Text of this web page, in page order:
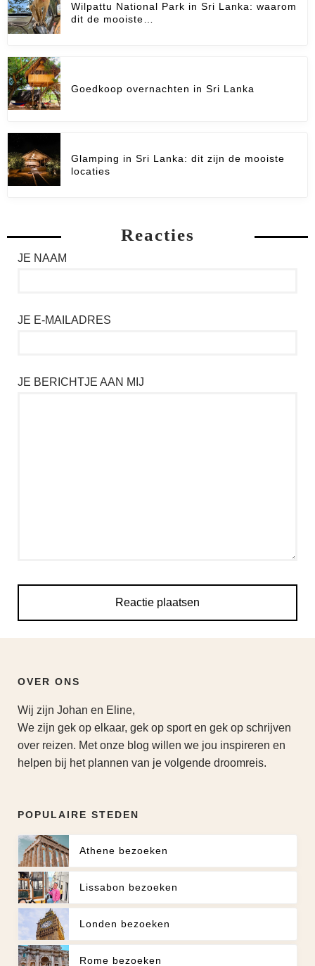
Wilpattu National Park in Sri Lanka: waarom
dit de mooiste…
Goedkoop overnachten in Sri Lanka
Glamping in Sri Lanka: dit zijn de mooiste
locaties
Reacties
JE NAAM
JE E-MAILADRES
JE BERICHTJE AAN MIJ
OVER ONS
Wij zijn Johan en Eline,
We zijn gek op elkaar, gek op sport en gek op schrijven
over reizen. Met onze blog willen we jou inspireren en
helpen bij het plannen van je volgende droomreis.
POPULAIRE STEDEN
Athene bezoeken
Lissabon bezoeken
Londen bezoeken
Rome bezoeken